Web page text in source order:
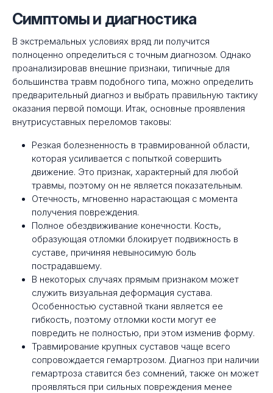
Симптомы и диагностика
В экстремальных условиях вряд ли получится
полноценно определиться с точным диагнозом. Однако
проанализировав внешние признаки, типичные для
большинства травм подобного типа, можно определить
предварительный диагноз и выбрать правильную тактику
оказания первой помощи. Итак, основные проявления
внутрисуставных переломов таковы:
Резкая болезненность в травмированной области,
которая усиливается с попыткой совершить
движение. Это признак, характерный для любой
травмы, поэтому он не является показательным.
Отечность, мгновенно нарастающая с момента
получения повреждения.
Полное обездвиживание конечности. Кость,
образующая отломки блокирует подвижность в
суставе, причиняя невыносимую боль
пострадавшему.
В некоторых случаях прямым признаком может
служить визуальная деформация сустава.
Особенностью суставной ткани является ее
гибкость, поэтому отломки кости могут ее
повредить не полностью, при этом изменив форму.
Травмирование крупных суставов чаще всего
сопровождается гемартрозом. Диагноз при наличии
гемартроза ставится без сомнений, также он может
проявляться при сильных повреждения менее